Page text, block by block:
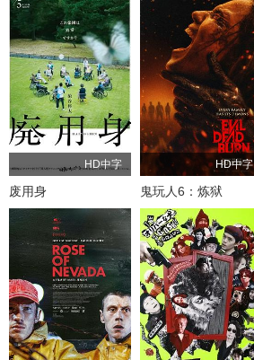
HD中字
废用身
HD中字
鬼玩人6：炼狱